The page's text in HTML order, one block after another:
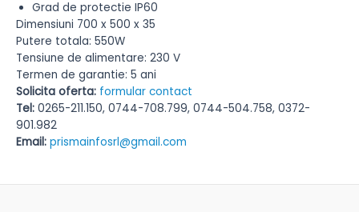
Grad de protectie IP60
Dimensiuni 700 x 500 x 35
Putere totala: 550W
Tensiune de alimentare: 230 V
Termen de garantie: 5 ani
Solicita oferta: formular contact
Tel: 0265-211.150, 0744-708.799, 0744-504.758, 0372-
901.982
Email: prismainfosrl@gmail.com